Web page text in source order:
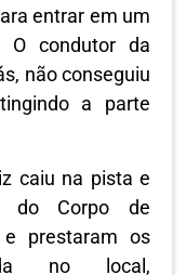
entrar em um
O condutor da
não conseguiu
a parte
caiu na pista e
do Corpo de
e prestaram os
no local,